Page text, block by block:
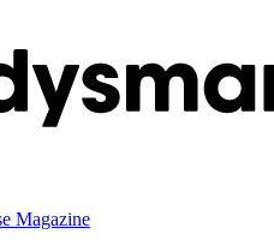
Magazine